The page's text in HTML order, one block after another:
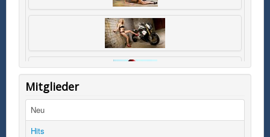
Mitglieder
Neu
Hits